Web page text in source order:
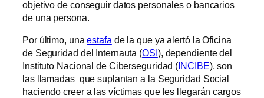
objetivo de conseguir datos personales o bancarios
de una persona.
Por último, unaestafa de la que ya alertó la Oficina
de Seguridad del Internauta (OSI ), dependiente del
Instituto Nacional de Ciberseguridad ( INCIBE), son
las llamadas que suplantan a la Seguridad Social
haciendo creer a las víctimas que les llegarán cargos